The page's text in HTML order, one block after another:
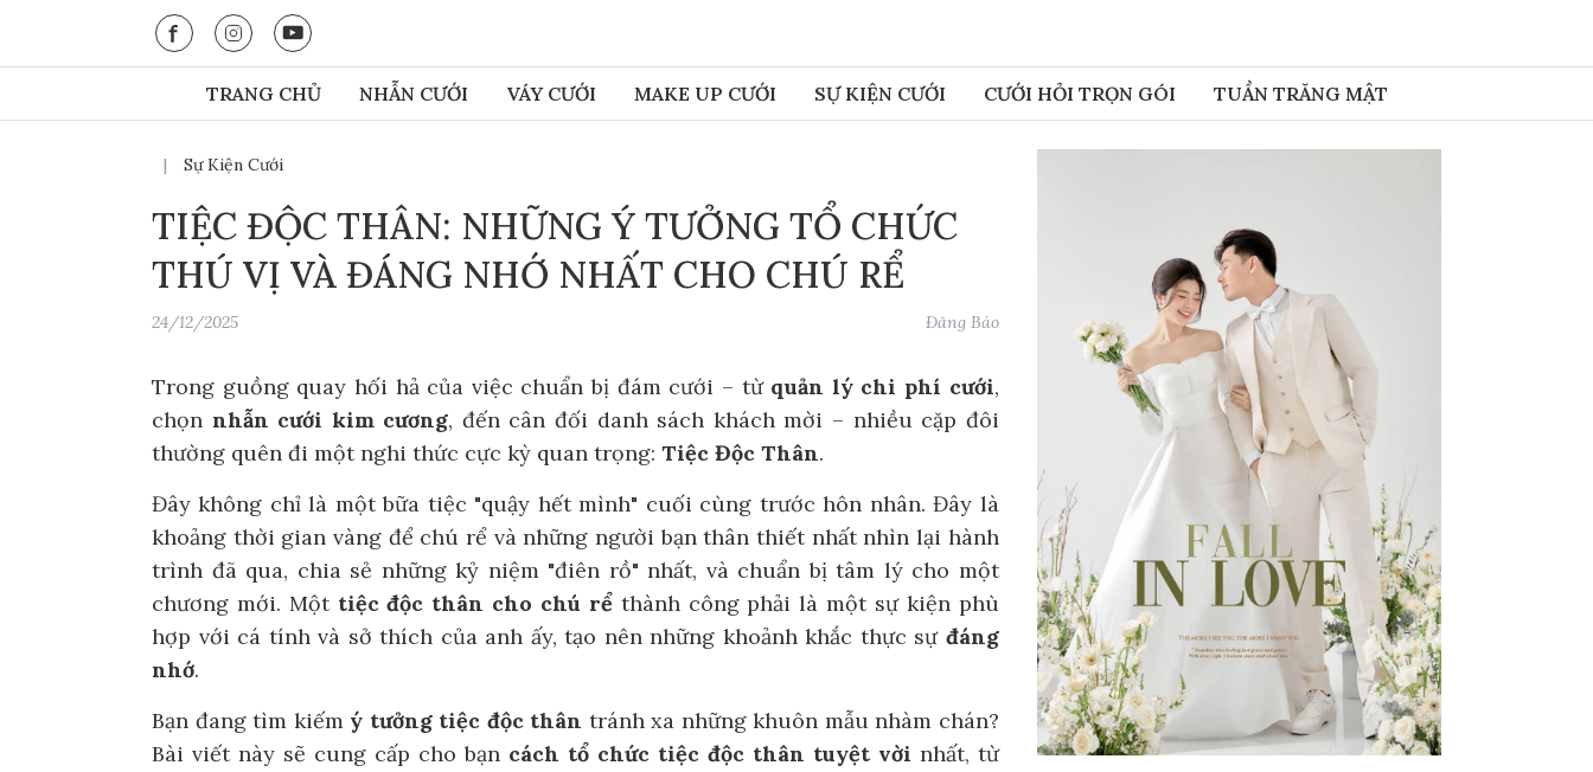
TRANG CHỦ NHẪN CƯỚI VÁY CƯỚI MAKE UP CƯỚI SỰ KIỆN CƯỚI CƯỚI HỎI TRỌN GÓI TUẦN TRĂNG MẬT
Chuyên mục
Cưới Hỏi Trọn Gói
Tuần Trăng Mật
| Sự Kiện Cưới
TIỆC ĐỘC THÂN: NHỮNG Ý TƯỞNG TỔ CHỨC
THÚ VỊ VÀ ĐÁNG NHỚ NHẤT CHO CHÚ RỂ
24/12/2025 Đăng Báo
Trong guồng quay hối hả của việc chuẩn bị đám cưới – từ quản lý chi phí cưới,
chọn nhẫn cưới kim cương, đến cân đối danh sách khách mời – nhiều cặp đôi
thường quên đi một nghi thức cực kỳ quan trọng: Tiệc Độc Thân.
Đây không chỉ là một bữa tiệc "quậy hết mình" cuối cùng trước hôn nhân. Đây là
khoảng thời gian vàng để chú rể và những người bạn thân thiết nhất nhìn lại hành
trình đã qua, chia sẻ những kỷ niệm "điên rồ" nhất, và chuẩn bị tâm lý cho một
chương mới. Một tiệc độc thân cho chú rểthành công phải là một sự kiện phù
hợp với cá tính và sở thích của anh ấy, tạo nên những khoảnh khắc thực sự đáng
nhớ.
Bạn đang tìm kiếm ý tưởng tiệc độc thân tránh xa những khuôn mẫu nhàm chán?
Bài viết này sẽ cung cấp cho bạn cách tổ chức tiệc độc thân tuyệt vời nhất, từ